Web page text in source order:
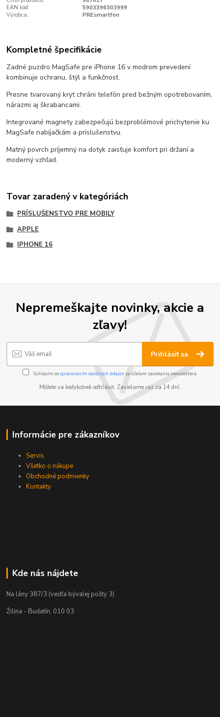
EAN kód:
5903396303999
Výrobca:
PREsmartfon
Kompletné špecifikácie
Zadné puzdro MagSafe pre iPhone 16 v modrom prevedení
kombinuje ochranu, štýl a funkčnosť.
Presne tvarovaný kryt chráni telefón pred bežným opotrebovaním,
nárazmi aj škrabancami.
Integrované magnety zabezpečujú bezproblémové prichytenie ku
MagSafe nabíjačkám a príslušenstvu.
Matný povrch príjemný na dotyk zaisťuje komfort pri držaní a
moderný vzhľad.
Tovar zaradený v kategóriách
PRÍSLUŠENSTVO PRE MOBILY
APPLE
IPHONE 16
Nepremeškajte novinky, akcie a
zľavy!
Prihlásiť sa
Súhlasím sospracovaním osobných údajov za účelom zasielania newslettera.
Môžete sa kedykoľvek odhlásiť. Zasielame raz za 14 dní.
Informácie pre zákazníkov
Servis
Všetko o nákupe
Obchodné podmienky
Kontakty
Kde nás nájdete
Na lány 387/3 (vedľa bývalej pošty 3)
Žilina - Budatín, 010 03